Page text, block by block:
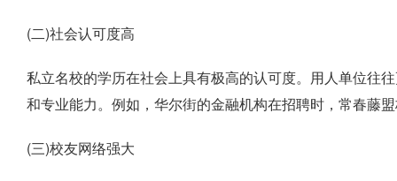
(二)社会认可度高
私立名校的学历在社会上具有极高的认可度。用人单位往
和专业能力。例如，华尔街的金融机构在招聘时，常春藤
(三)校友网络强大